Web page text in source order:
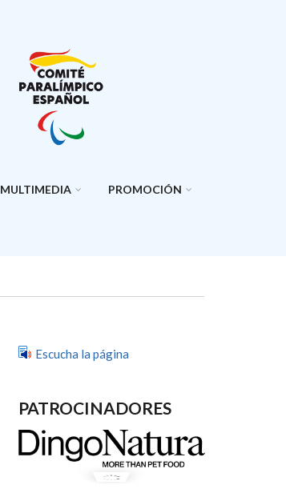
MULTIMEDIA PROMOCIÓN
Escucha la página
PATROCINADORES